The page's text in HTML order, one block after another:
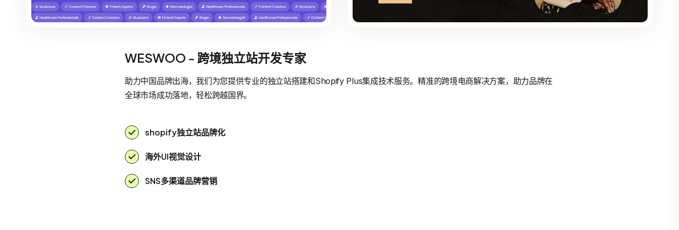
WESWOO - 跨境独立站开发专家
助力中国品牌出海，我们为您提供专业的独立站搭建和Shopify Plus集成技术服务。精准的跨境电商解决方案，助力品牌在
全球市场成功落地，轻松跨越国界。
shopify独立站品牌化
海外UI视觉设计
SNS多渠道品牌营销